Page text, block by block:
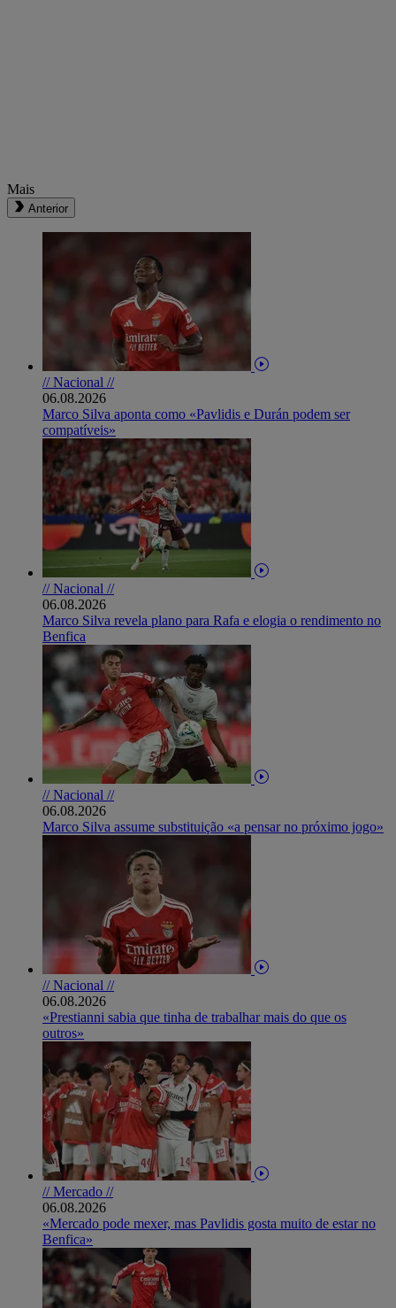
Mais
Anterior
// Nacional //
06.08.2026
Marco Silva aponta como «Pavlidis e Durán podem ser
compatíveis»
// Nacional //
06.08.2026
Marco Silva revela plano para Rafa e elogia o rendimento no
Benfica
// Nacional //
06.08.2026
Marco Silva assume substituição «a pensar no próximo jogo»
// Nacional //
06.08.2026
«Prestianni sabia que tinha de trabalhar mais do que os
outros»
// Mercado //
06.08.2026
«Mercado pode mexer, mas Pavlidis gosta muito de estar no
Benfica»